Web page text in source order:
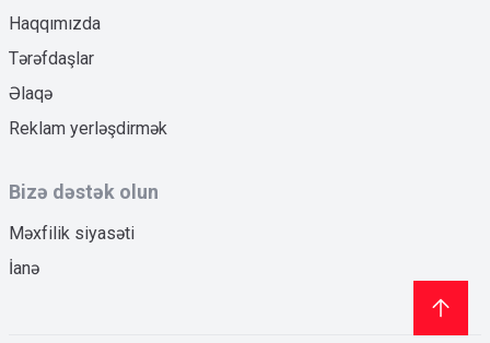
Haqqımızda
Tərəfdaşlar
Əlaqə
Reklam yerləşdirmək
Bizə dəstək olun
Məxfilik siyasəti
İanə